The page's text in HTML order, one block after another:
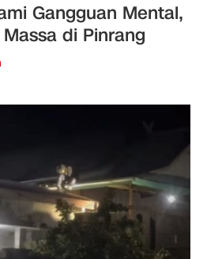
Gangguan Mental,
di Pinrang